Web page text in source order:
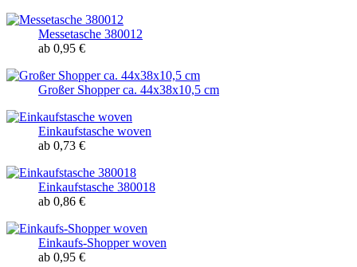
Messetasche 380012
ab 0,95 €
Großer Shopper ca. 44x38x10,5 cm
Einkaufstasche woven
ab 0,73 €
Einkaufstasche 380018
ab 0,86 €
Einkaufs-Shopper woven
ab 0,95 €